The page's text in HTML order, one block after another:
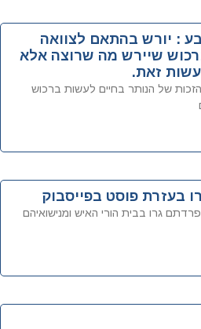
: יורש בהתאם לצוואה
שיירש מה שרוצה אלא
זאת.
של הנותר בחיים לעשות ברכוש
בעזרת פוסט בפייסבוק
בשנת 2016, ערב פרדתם גרו בבית הורי האיש ומנישואיהם